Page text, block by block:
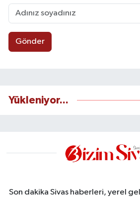
Gönder
Yükleniyor...
Son dakika Sivas haberleri, yerel